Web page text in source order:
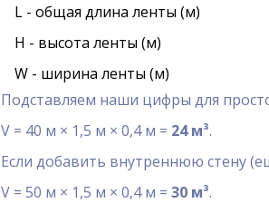
L - общая длина ленты (м)
H - высота ленты (м)
W - ширина ленты (м)
Подставляем наши цифры для
V = 40 м × 1,5 м × 0,4 м = 24 м³.
Если добавить внутреннюю стену
V = 50 м × 1,5 м × 0,4 м = 30 м³.